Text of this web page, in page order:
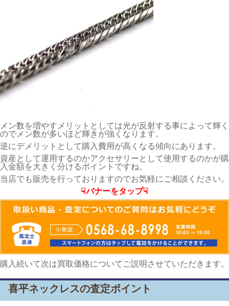
メン数を増やすメリットとしては光が反射する事によって輝く
のでメン数が多いほど輝きが強くなります。
逆にデメリットとして購入費用が高くなる傾向にあります。
資産として運用するのかアクセサリーとして使用するのかが購
入金額を大きく分けるポイントですね。
当店でも販売を行っておりますのでお気軽にご相談ください。
☟バナーをタップ☟
購入続いて次は買取価格についてご説明させていただきます。
喜平ネックレスの査定ポイント